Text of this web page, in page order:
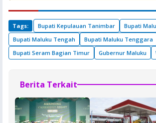
Tags: Bupati Kepulauan Tanimbar
Bupati
Bupati Maluku Tengah
Bupati Maluku Tenggara
Bupati Seram Bagian Timur
Gubernur Maluku
Berita Terkait